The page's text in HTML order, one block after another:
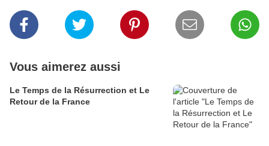
Vous aimerez aussi
Le Temps de la Résurrection et Le
Retour de la France